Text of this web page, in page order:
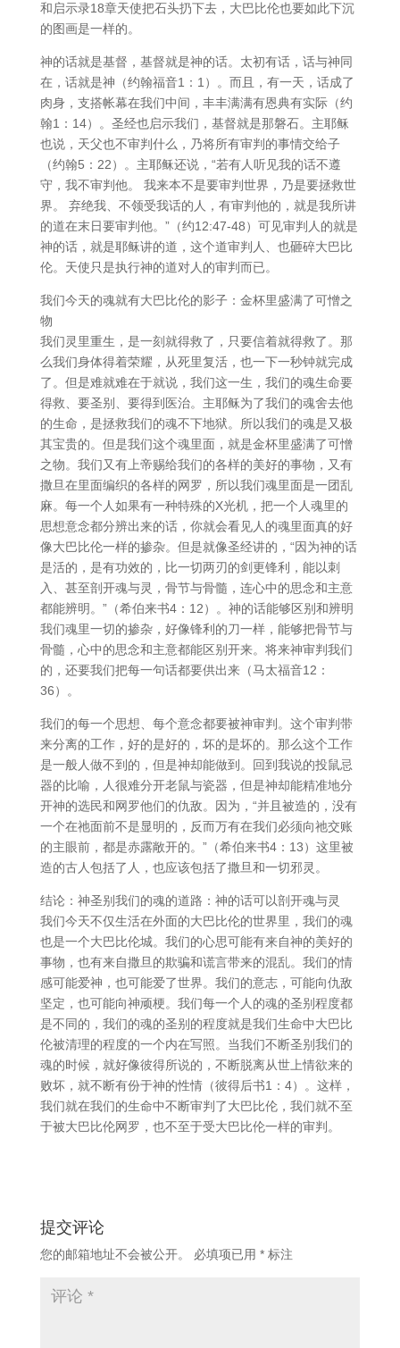
和启示录18章天使把石头扔下去，大巴比伦也要如此下沉
的图画是一样的。
神的话就是基督，基督就是神的话。太初有话，话与神同
在，话就是神（约翰福音1：1）。而且，有一天，话成了
肉身，支搭帐幕在我们中间，丰丰满满有恩典有实际（约
翰1：14）。圣经也启示我们，基督就是那磐石。主耶稣
也说，天父也不审判什么，乃将所有审判的事情交给子
（约翰5：22）。主耶稣还说，“若有人听见我的话不遵
守，我不审判他。 我来本不是要审判世界，乃是要拯救世
界。 弃绝我、不领受我话的人，有审判他的，就是我所讲
的道在末日要审判他。”（约12:47-48）可见审判人的就是
神的话，就是耶稣讲的道，这个道审判人、也砸碎大巴比
伦。天使只是执行神的道对人的审判而已。
我们今天的魂就有大巴比伦的影子：金杯里盛满了可憎之
物
我们灵里重生，是一刻就得救了，只要信着就得救了。那
么我们身体得着荣耀，从死里复活，也一下一秒钟就完成
了。但是难就难在于就说，我们这一生，我们的魂生命要
得救、要圣别、要得到医治。主耶稣为了我们的魂舍去他
的生命，是拯救我们的魂不下地狱。所以我们的魂是又极
其宝贵的。但是我们这个魂里面，就是金杯里盛满了可憎
之物。我们又有上帝赐给我们的各样的美好的事物，又有
撒旦在里面编织的各样的网罗，所以我们魂里面是一团乱
麻。每一个人如果有一种特殊的X光机，把一个人魂里的
思想意念都分辨出来的话，你就会看见人的魂里面真的好
像大巴比伦一样的掺杂。但是就像圣经讲的，“因为神的话
是活的，是有功效的，比一切两刃的剑更锋利，能以刺
入、甚至剖开魂与灵，骨节与骨髓，连心中的思念和主意
都能辨明。”（希伯来书4：12）。神的话能够区别和辨明
我们魂里一切的掺杂，好像锋利的刀一样，能够把骨节与
骨髓，心中的思念和主意都能区别开来。将来神审判我们
的，还要我们把每一句话都要供出来（马太福音12：
36）。
我们的每一个思想、每个意念都要被神审判。这个审判带
来分离的工作，好的是好的，坏的是坏的。那么这个工作
是一般人做不到的，但是神却能做到。回到我说的投鼠忌
器的比喻，人很难分开老鼠与瓷器，但是神却能精准地分
开神的选民和网罗他们的仇敌。因为，“并且被造的，没有
一个在祂面前不是显明的，反而万有在我们必须向祂交账
的主眼前，都是赤露敞开的。”（希伯来书4：13）这里被
造的古人包括了人，也应该包括了撒旦和一切邪灵。
结论：神圣别我们的魂的道路：神的话可以剖开魂与灵
我们今天不仅生活在外面的大巴比伦的世界里，我们的魂
也是一个大巴比伦城。我们的心思可能有来自神的美好的
事物，也有来自撒旦的欺骗和谎言带来的混乱。我们的情
感可能爱神，也可能爱了世界。我们的意志，可能向仇敌
坚定，也可能向神顽梗。我们每一个人的魂的圣别程度都
是不同的，我们的魂的圣别的程度就是我们生命中大巴比
伦被清理的程度的一个内在写照。当我们不断圣别我们的
魂的时候，就好像彼得所说的，不断脱离从世上情欲来的
败坏，就不断有份于神的性情（彼得后书1：4）。这样，
我们就在我们的生命中不断审判了大巴比伦，我们就不至
于被大巴比伦网罗，也不至于受大巴比伦一样的审判。
提交评论
您的邮箱地址不会被公开。 必填项已用 *标注